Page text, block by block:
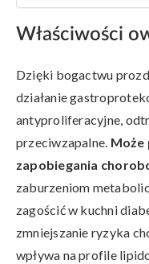
Właściwości
Dzięki bogactwu
działanie
antyproliferacyjne,
przeciwzapalne. Może
zapobiegania
zaburzeniom
zagościć w kuchni
zmniejszanie ryzyka
wpływa na profile